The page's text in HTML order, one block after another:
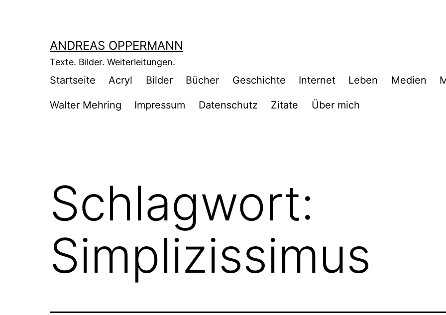
ANDREAS OPPERMANN
Texte. Bilder. Weiterleitungen.
Startseite Acryl Bilder Bücher Geschichte Internet Leben Medien
Walter Mehring Impressum Datenschutz Zitate Über mich
Schlagwort:
Simplizissimus